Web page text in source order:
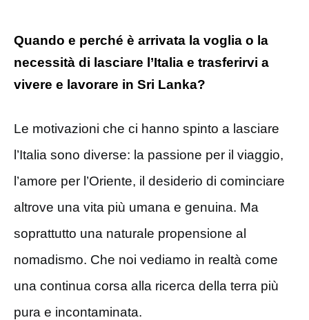
Quando e perché è arrivata la voglia o la
necessità di lasciare l’Italia e trasferirvi a
vivere e lavorare in Sri Lanka?
Le motivazioni che ci hanno spinto a lasciare
l’Italia sono diverse: la passione per il viaggio,
l’amore per l’Oriente, il desiderio di cominciare
altrove una vita più umana e genuina. Ma
soprattutto una naturale propensione al
nomadismo. Che noi vediamo in realtà come
una continua corsa alla ricerca della terra più
pura e incontaminata.